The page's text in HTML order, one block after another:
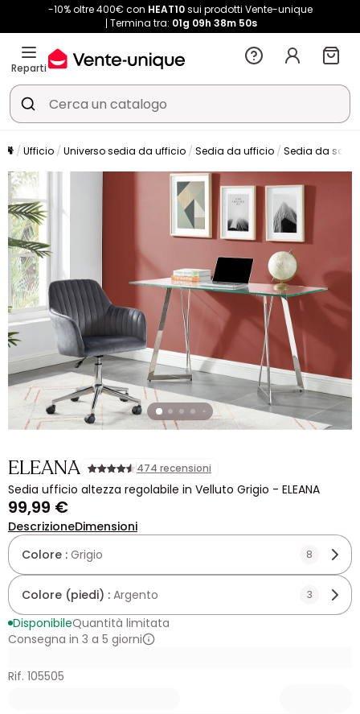
-10% oltre 400€ con HEAT10sui prodotti Vente-unique
Termina tra: 01g 09h 38m 49s
Reparti
Ufficio Universo sedia da ufficio Sedia da ufficio Sedia da
ELEANA 474 recensioni
Sedia ufficio altezza regolabile in Velluto Grigio - ELEANA
99,99 €
DescrizioneDimensioni
Colore : Grigio 8
Colore (piedi) : Argento 3
DisponibileQuantità limitata
Consegna in 3 a 5 giorni
Rif. 105505